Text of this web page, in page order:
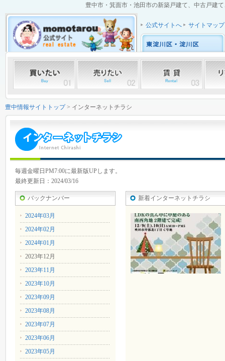
豊中市・箕面市・池田市の新築戸建て、中古戸建
公式サイトへ サイトマップ
豊中情報サイトトップ> インターネットチラシ
毎週金曜日PM7:00に最新版UPします。
最終更新日：2024/03/16
バックナンバー
2024年03月
2024年02月
2024年01月
2023年12月
2023年11月
2023年10月
2023年09月
2023年08月
2023年07月
2023年06月
2023年05月
新着インターネットチラシ